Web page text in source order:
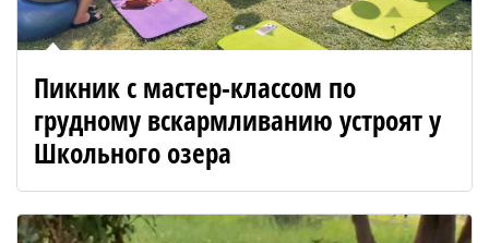
Пикник с мастер-классом по
грудному вскармливанию устроят у
Школьного озера